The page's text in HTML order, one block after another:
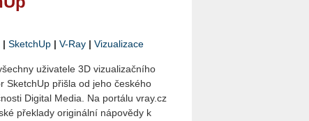
| SketchUp | V-Ray | Vizualizace
uživatele 3D vizualizačního
SketchUp přišla od jeho českého
Digital Media. Na portálu vray.cz
překlady originální nápovědy k